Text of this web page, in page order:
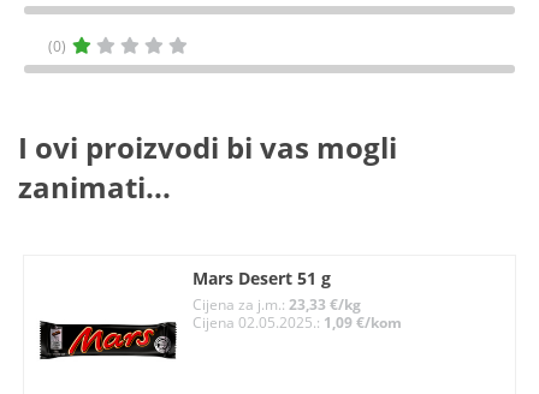
(0)
I ovi proizvodi bi vas mogli
zanimati...
Mars Desert 51 g
Cijena za j.m.:23,33 €/kg
Cijena 02.05.2025.: 1,09 €/kom